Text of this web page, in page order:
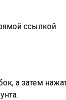
ссылкой
а затем